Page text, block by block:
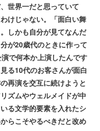
世界一だと思っていて
けじゃない。「面白い舞
しかも自分が見てなんだ
が20歳代のときに作って
で何本か上演したんです
る10代のお客さんが面白
再演を交互に続けようと
ズムやウェルメイドが中
る文学的要素を入れたシ
らこそやるべきだと改め